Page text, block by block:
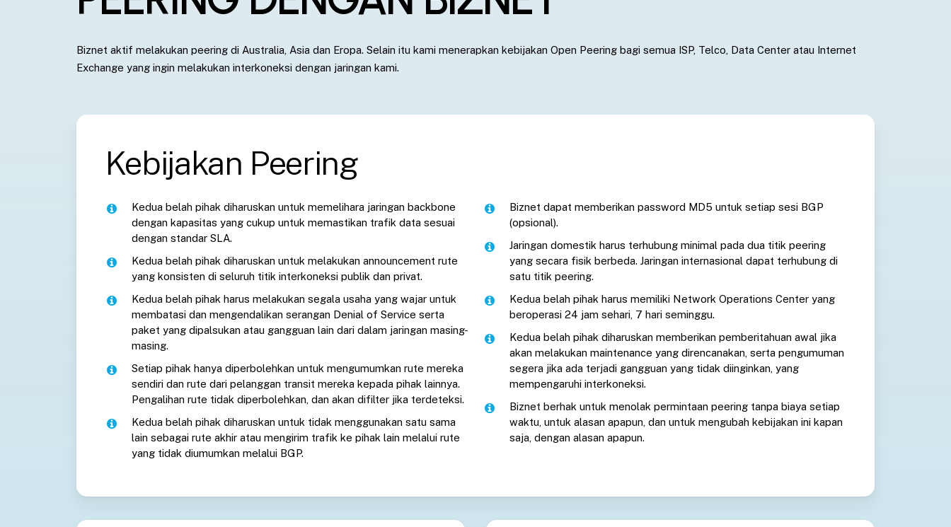
Biznet aktif melakukan peering di Australia, Asia dan Eropa. Selain itu kami menerapkan kebijakan Open Peering bagi semua ISP, Telco, Data Center atau Internet
Exchange yang ingin melakukan interkoneksi dengan jaringan kami.
Kebijakan Peering
Kedua belah pihak diharuskan untuk memelihara jaringan backbone
dengan kapasitas yang cukup untuk memastikan trafik data sesuai
dengan standar SLA.
Kedua belah pihak diharuskan untuk melakukan announcement rute
yang konsisten di seluruh titik interkoneksi publik dan privat.
Kedua belah pihak harus melakukan segala usaha yang wajar untuk
membatasi dan mengendalikan serangan Denial of Service serta
paket yang dipalsukan atau gangguan lain dari dalam jaringan masing-
masing.
Setiap pihak hanya diperbolehkan untuk mengumumkan rute mereka
sendiri dan rute dari pelanggan transit mereka kepada pihak lainnya.
Pengalihan rute tidak diperbolehkan, dan akan difilter jika terdeteksi.
Kedua belah pihak diharuskan untuk tidak menggunakan satu sama
lain sebagai rute akhir atau mengirim trafik ke pihak lain melalui rute
yang tidak diumumkan melalui BGP.
Biznet dapat memberikan password MD5 untuk setiap sesi BGP
(opsional).
Jaringan domestik harus terhubung minimal pada dua titik peering
yang secara fisik berbeda. Jaringan internasional dapat terhubung di
satu titik peering.
Kedua belah pihak harus memiliki Network Operations Center yang
beroperasi 24 jam sehari, 7 hari seminggu.
Kedua belah pihak diharuskan memberikan pemberitahuan awal jika
akan melakukan maintenance yang direncanakan, serta pengumuman
segera jika ada terjadi gangguan yang tidak diinginkan, yang
mempengaruhi interkoneksi.
Biznet berhak untuk menolak permintaan peering tanpa biaya setiap
waktu, untuk alasan apapun, dan untuk mengubah kebijakan ini kapan
saja, dengan alasan apapun.